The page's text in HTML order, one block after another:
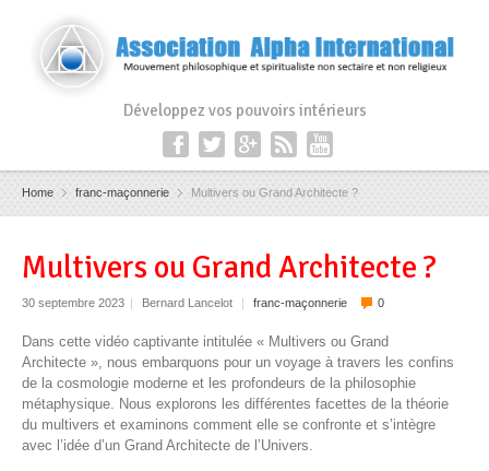
Développez vos pouvoirs intérieurs
Home franc-maçonnerie Multivers ou Grand Architecte ?
Multivers ou Grand Architecte ?
30 septembre 2023 | Bernard Lancelot | franc-maçonnerie 0
Dans cette vidéo captivante intitulée « Multivers ou Grand
Architecte », nous embarquons pour un voyage à travers les confins
de la cosmologie moderne et les profondeurs de la philosophie
métaphysique. Nous explorons les différentes facettes de la théorie
du multivers et examinons comment elle se confronte et s’intègre
avec l’idée d’un Grand Architecte de l’Univers.